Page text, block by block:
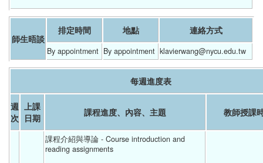
師生晤談
排定時間 地點 連絡方式
By appointment By appointment klavierwang@nycu.edu.tw
每週進度表
週
次
上課
日期
課程進度、內容、主題 教師授課
課程介紹與導論 - Course introduction and
reading assignments